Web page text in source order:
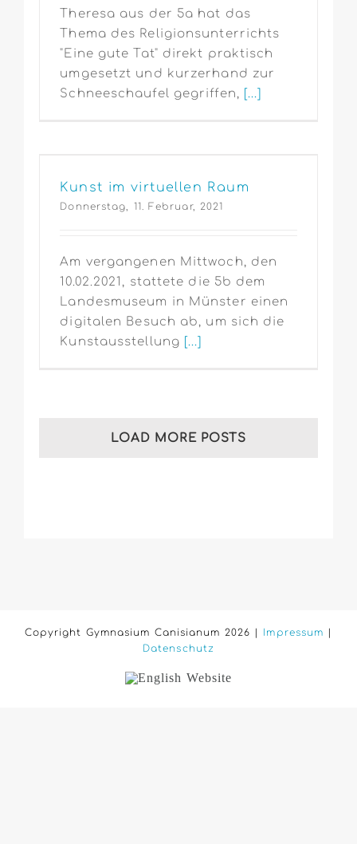
Theresa aus der 5a hat das
Thema des Religionsunterrichts
"Eine gute Tat" direkt praktisch
umgesetzt und kurzerhand zur
Schneeschaufel gegriffen, [...]
Kunst im virtuellen Raum
Donnerstag, 11. Februar, 2021
Am vergangenen Mittwoch, den
10.02.2021, stattete die 5b dem
Landesmuseum in Münster einen
digitalen Besuch ab, um sich die
Kunstausstellung [...]
LOAD MORE POSTS
Copyright Gymnasium Canisianum 2026 | Impressum |
Datenschutz
English